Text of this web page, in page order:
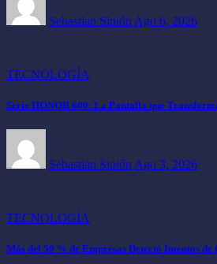
Sebastian Sipión Ago 6, 2026
TECNOLOGÍA
Serie HONOR 600: La Pantalla que
Sebastian Sipión Ago 3, 2026
TECNOLOGÍA
Más del 50 % de Empresas Detectó Intentos de